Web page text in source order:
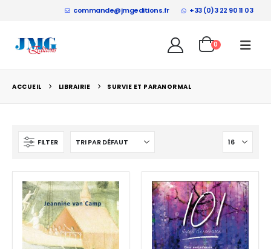
commande@jmgeditions.fr +33 (0)3 22 90 11 03
0
ACCUEIL LIBRAIRIE SURVIE ET PARANORMAL
FILTER